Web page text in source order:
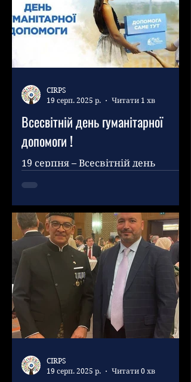
Всесвітній день гуманітарної
допомоги !
19 серпня – Всесвітній день
нагоди, а також у рамках
постійних періодичних заходів
Ukrainian Center for...
CIRPS
19 серп. 2025 р.
Читати 1 хв
CIRPS
19 серп. 2025 р.
Читати 0 хв